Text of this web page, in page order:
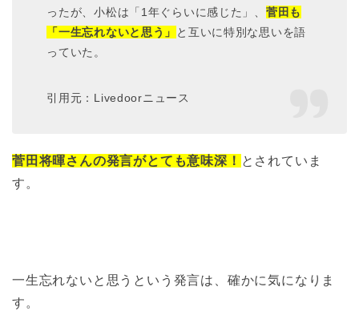
ったが、小松は「1年ぐらいに感じた」、 菅田も
「一生忘れないと思う」
と互いに特別な思いを語
っていた。
引用元：Livedoorニュース
菅田将暉さんの発言がとても意味深！ とされていま
す。
一生忘れないと思うという発言は、確かに気になりま
す。